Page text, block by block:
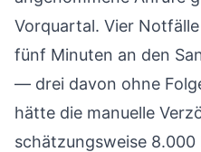
Vorquartal. Vier
fünf Minuten an den
— drei davon ohne
hätte die manuelle
schätzungsweise 8.000